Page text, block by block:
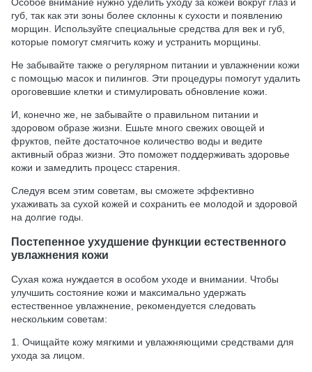
губ, так как эти зоны более склонны к сухости и появлению
морщин. Используйте специальные средства для век и губ,
которые помогут смягчить кожу и устранить морщины.
Не забывайте также о регулярном питании и увлажнении кожи
с помощью масок и пилингов. Эти процедуры помогут удалить
ороговевшие клетки и стимулировать обновление кожи.
И, конечно же, не забывайте о правильном питании и
здоровом образе жизни. Ешьте много свежих овощей и
фруктов, пейте достаточное количество воды и ведите
активный образ жизни. Это поможет поддерживать здоровье
кожи и замедлить процесс старения.
Следуя всем этим советам, вы сможете эффективно
ухаживать за сухой кожей и сохранить ее молодой и здоровой
на долгие годы.
Постепенное ухудшение функции естественного
увлажнения кожи
Сухая кожа нуждается в особом уходе и внимании. Чтобы
улучшить состояние кожи и максимально удержать
естественное увлажнение, рекомендуется следовать
нескольким советам:
1. Очищайте кожу мягкими и увлажняющими средствами для
ухода за лицом.